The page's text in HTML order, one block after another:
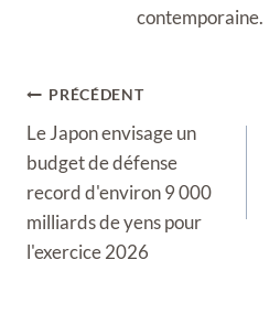
contemporaine.
Navigation
de
l’article
PRÉCÉDENT
Le Japon envisage un
budget de défense
record d'environ 9 000
milliards de yens pour
l'exercice 2026